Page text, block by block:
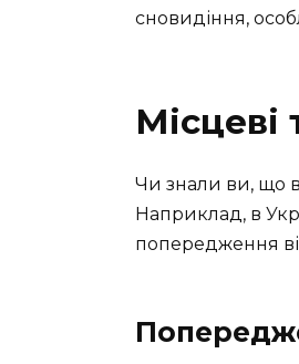
сновидіння,
Місцеві
Чи знали ви, що в
Наприклад, в
попередження